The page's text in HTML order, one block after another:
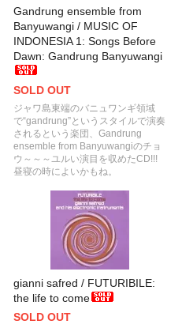
Gandrung ensemble from
Banyuwangi / MUSIC OF
INDONESIA 1: Songs Before
Dawn: Gandrung Banyuwangi
SOLD OUT
ジャワ島東端のバニュワンギ領域
で“gandrung”というスタイルで演奏
されるという楽団、Gandrung
ensemble from Banyuwangiのチョ
ウ～～～ユルい演目を収めたCD!!!
昼寝の時によいかもね。
gianni safred / FUTURIBILE:
the life to come
SOLD OUT